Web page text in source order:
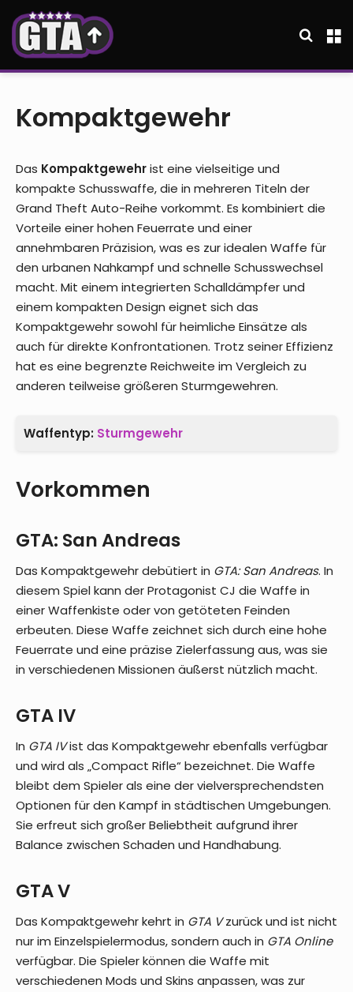
Kompaktgewehr
Das Kompaktgewehrist eine vielseitige und
kompakte Schusswaffe, die in mehreren Titeln der
Grand Theft Auto-Reihe vorkommt. Es kombiniert die
Vorteile einer hohen Feuerrate und einer
annehmbaren Präzision, was es zur idealen Waffe für
den urbanen Nahkampf und schnelle Schusswechsel
macht. Mit einem integrierten Schalldämpfer und
einem kompakten Design eignet sich das
Kompaktgewehr sowohl für heimliche Einsätze als
auch für direkte Konfrontationen. Trotz seiner Effizienz
hat es eine begrenzte Reichweite im Vergleich zu
anderen teilweise größeren Sturmgewehren.
Waffentyp: Sturmgewehr
Vorkommen
GTA: San Andreas
Das Kompaktgewehr debütiert in GTA: San Andreas. In
diesem Spiel kann der Protagonist CJ die Waffe in
einer Waffenkiste oder von getöteten Feinden
erbeuten. Diese Waffe zeichnet sich durch eine hohe
Feuerrate und eine präzise Zielerfassung aus, was sie
in verschiedenen Missionen äußerst nützlich macht.
GTA IV
In GTA IVist das Kompaktgewehr ebenfalls verfügbar
und wird als „Compact Rifle“ bezeichnet. Die Waffe
bleibt dem Spieler als eine der vielversprechendsten
Optionen für den Kampf in städtischen Umgebungen.
Sie erfreut sich großer Beliebtheit aufgrund ihrer
Balance zwischen Schaden und Handhabung.
GTA V
Das Kompaktgewehr kehrt in GTA Vzurück und ist nicht
nur im Einzelspielermodus, sondern auch in GTA Online
verfügbar. Die Spieler können die Waffe mit
verschiedenen Mods und Skins anpassen, was zur